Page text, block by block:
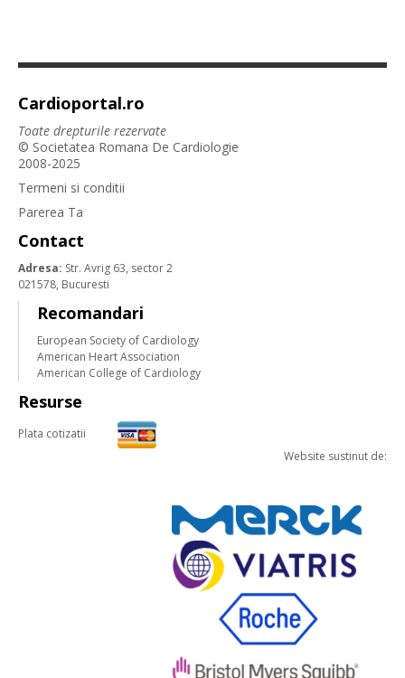
Cardioportal.ro
Toate drepturile rezervate
© Societatea Romana De Cardiologie
2008-2025
Termeni si conditii
Parerea Ta
Contact
Adresa: Str. Avrig 63, sector 2
021578, Bucuresti
Recomandari
European Society of Cardiology
American Heart Association
American College of Cardiology
Resurse
Plata cotizatii
Website sustinut de: